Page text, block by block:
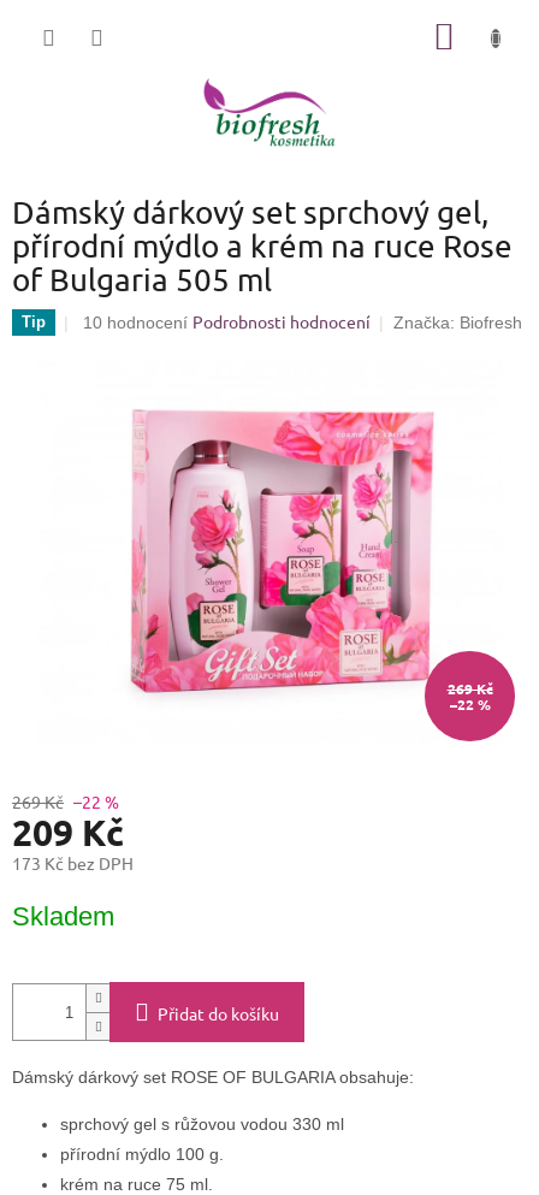
Dámský dárkový set sprchový gel,
přírodní mýdlo a krém na ruce Rose
of Bulgaria 505 ml
Tip
Průměrné
10 hodnocení Podrobnosti hodnocení Značka: Biofresh
269 Kč
–22 %
269 Kč –22 %
209 Kč
173 Kč bez DPH
cena:
Skladem
Přidat do košíku
Dámský dárkový set ROSE OF BULGARIA obsahuje:
sprchový gel s růžovou vodou 330 ml
přírodní mýdlo 100 g.
krém na ruce 75 ml.